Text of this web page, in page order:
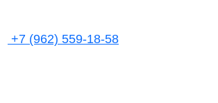
+7 (962) 559-18-58